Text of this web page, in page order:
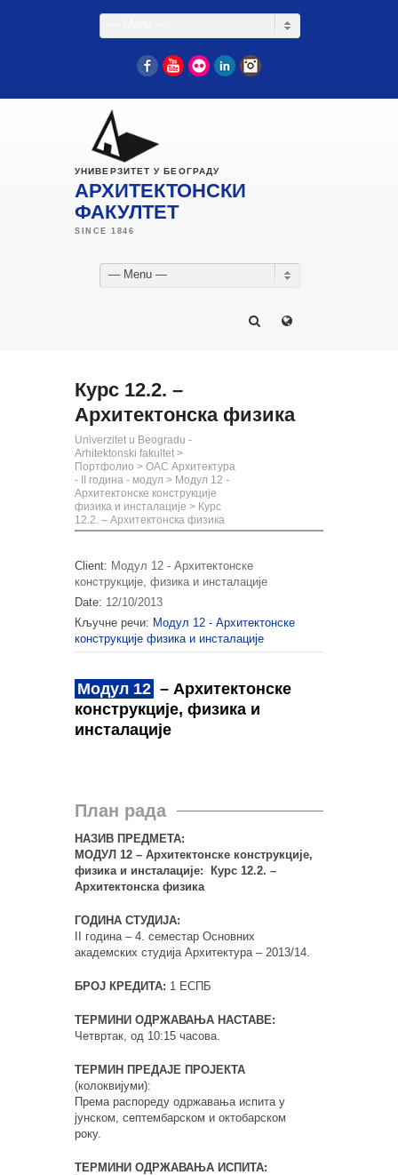
FacebookYouTube
Flickr LinkedIn
УНИВЕРЗИТЕТ У БЕОГРАДУ
АРХИТЕКТОНСКИ
ФАКУЛТЕТ
— Menu —
Курс 12.2. –
Архитектонска физика
Univerzitet u Beogradu -
Arhitektonski fakultet >
Портфолио > ОАС Архитектура
- II година - модул > Модул 12 -
Архитектонске конструкције
физика и инсталације > Курс
12.2. – Архитектонска физика
Client: Модул 12 - Архитектонске
конструкције, физика и инсталације
Date: 12/10/2013
Кључне речи: Модул 12 - Архитектонске
конструкције физика и инсталације
Модул 12 – Архитектонске
конструкције, физика и
инсталације
План рада
НАЗИВ ПРЕДМЕТА:
МОДУЛ 12 – Архитектонске конструкције,
физика и инсталације: Курс 12.2. –
Архитектонска физика
ГОДИНА СТУДИЈА:
II година – 4. семестар Основних
академских студија Архитектура – 2013/14.
БРОЈ КРЕДИТА: 1 ЕСПБ
ТЕРМИНИ ОДРЖАВАЊА НАСТАВЕ:
Четвртак, од 10:15 часова.
ТЕРМИН ПРЕДАЈЕ ПРОЈЕКТА
(колоквијуми):
Према распореду одржавања испита у
јунском, септембарском и октобарском
року.
ТЕРМИНИ ОДРЖАВАЊА ИСПИТА: